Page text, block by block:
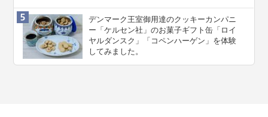
デンマーク王室御用達のクッキーカンパニ
ー「ケルセン社」のお菓子ギフト缶「ロイ
ヤルダンスク」「コペンハーゲン」を体験
してみました。